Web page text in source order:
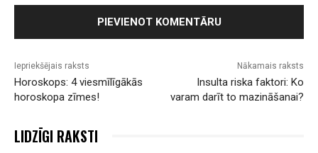
Iepriekšējais raksts
Horoskops: 4 viesmīlīgākās
horoskopa zīmes!
Nākamais raksts
Insulta riska faktori: Ko
varam darīt to mazināšanai?
LIDZĪGI RAKSTI